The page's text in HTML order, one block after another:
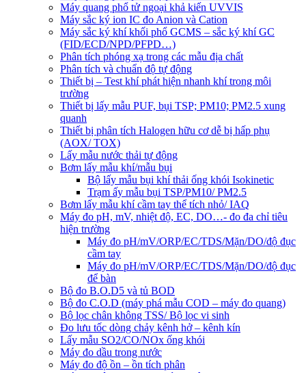
Máy quang phổ tử ngoại khả kiến UVVIS
Máy sắc ký ion IC đo Anion và Cation
Máy sắc ký khí khối phổ GCMS – sắc ký khí GC
(FID/ECD/NPD/PFPD…)
Phân tích phóng xạ trong các mẫu địa chất
Phân tích và chuẩn độ tự động
Thiết bị – Test khí phát hiện nhanh khí trong môi
trường
Thiết bị lấy mẫu PUF, bụi TSP; PM10; PM2.5 xung
quanh
Thiết bị phân tích Halogen hữu cơ dễ bị hấp phụ
(AOX/ TOX)
Lấy mẫu nước thải tự động
Bơm lấy mẫu khí/mẫu bụi
Bộ lấy mẫu bụi khí thải ống khói Isokinetic
Trạm ấy mẫu bụi TSP/PM10/ PM2.5
Bơm lấy mẫu khí cầm tay thể tích nhỏ/ IAQ
Máy đo pH, mV, nhiệt độ, EC, DO…- đo đa chỉ tiêu
hiện trường
Máy đo pH/mV/ORP/EC/TDS/Mặn/DO/độ đục
cầm tay
Máy đo pH/mV/ORP/EC/TDS/Mặn/DO/độ đục
để bàn
Bộ đo B.O.D5 và tủ BOD
Bộ đo C.O.D (máy phá mẫu COD – máy đo quang)
Bộ lọc chân không TSS/ Bộ lọc vi sinh
Đo lưu tốc dòng chảy kênh hở – kênh kín
Lấy mẫu SO2/CO/NOx ống khói
Máy đo dầu trong nước
Máy đo độ ồn – ồn tích phân